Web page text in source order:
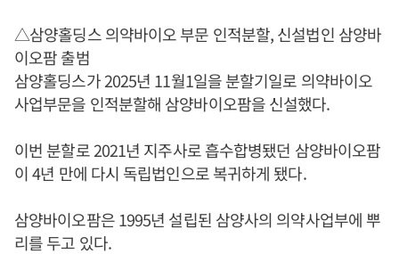
△삼양홀딩스 의약바이오 부문 인적분할, 신설법인 삼양바
이오팜 출범
삼양홀딩스가 2025년 11월1일을 분할기일로 의약바이오
사업부문을 인적분할해 삼양바이오팜을 신설했다.
이번 분할로 2021년 지주사로 흡수합병됐던 삼양바이오팜
이 4년 만에 다시 독립법인으로 복귀하게 됐다.
삼양바이오팜은 1995년 설립된 삼양사의 의약사업부에 뿌
리를 두고 있다.